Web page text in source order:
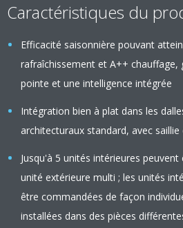
Caractéristiques du
Efficacité saisonnière pouvant
rafraîchissement et A++ chauffage,
pointe et une intelligence intégrée
Intégration bien à plat dans les
architecturaux standard, avec
Jusqu'à 5 unités intérieures
unité extérieure multi ; les unités
être commandées de façon
installées dans des pièces